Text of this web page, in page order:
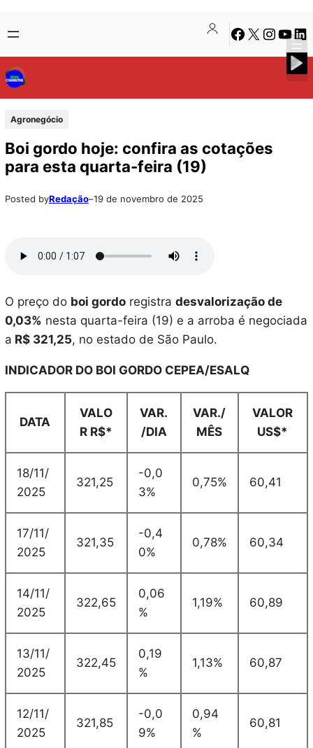
para
o
conteúdo
to
content
Facebook
X Instagram
Agronegócio
Boi gordo hoje: confira as cotações
para esta quarta-feira (19)
Posted byRedação–19 de novembro de 2025
O preço do boi gordoregistra desvalorização de
0,03% nesta quarta-feira (19) e a arroba é negociada
a R$ 321,25, no estado de São Paulo.
INDICADOR DO BOI GORDO CEPEA/ESALQ
DATA
VALO
R R$*
VAR.
/DIA
VAR./
MÊS
VALOR
US$*
18/11/
2025
321,25
-0,0
3%
0,75% 60,41
17/11/
2025
321,35
-0,4
0%
0,78% 60,34
14/11/
2025
322,65
0,06
%
1,19% 60,89
13/11/
2025
322,45
0,19
%
1,13% 60,87
12/11/
2025
321,85
-0,0
9%
0,94
%
60,81